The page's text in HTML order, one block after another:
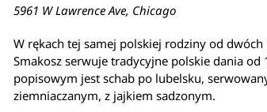
5961 W Lawrence Ave, Chicago
W rękach tej samej polskiej rodziny od
Smakosz serwuje tradycyjne polskie dania od
popisowym jest schab po lubelsku,
ziemniaczanym, z jajkiem sadzonym.